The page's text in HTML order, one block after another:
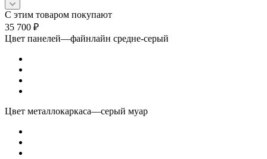
С этим товаром покупают
35 700 ₽
Цвет панелей—файнлайн средне-серый
Цвет металлокаркаса—серый муар